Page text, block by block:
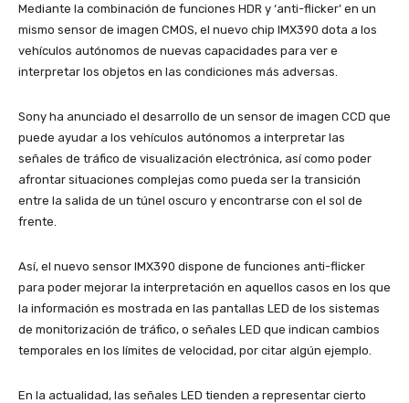
Mediante la combinación de funciones HDR y ‘anti-flicker’ en un
mismo sensor de imagen CMOS, el nuevo chip IMX390 dota a los
vehículos autónomos de nuevas capacidades para ver e
interpretar los objetos en las condiciones más adversas.
Sony ha anunciado el desarrollo de un sensor de imagen CCD que
puede ayudar a los vehículos autónomos a interpretar las
señales de tráfico de visualización electrónica, así como poder
afrontar situaciones complejas como pueda ser la transición
entre la salida de un túnel oscuro y encontrarse con el sol de
frente.
Así, el nuevo sensor IMX390 dispone de funciones anti-flicker
para poder mejorar la interpretación en aquellos casos en los que
la información es mostrada en las pantallas LED de los sistemas
de monitorización de tráfico, o señales LED que indican cambios
temporales en los límites de velocidad, por citar algún ejemplo.
En la actualidad, las señales LED tienden a representar cierto